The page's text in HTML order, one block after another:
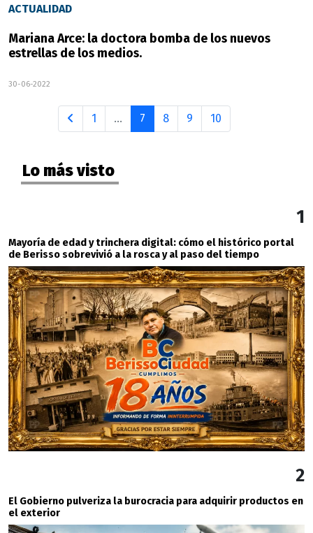
ACTUALIDAD
Mariana Arce: la doctora bomba de los nuevos
estrellas de los medios.
30-06-2022
1 ... 7 8 9 10
Lo más visto
1
Mayoría de edad y trinchera digital: cómo el histórico portal
de Berisso sobrevivió a la rosca y al paso del tiempo
2
El Gobierno pulveriza la burocracia para adquirir productos en
el exterior